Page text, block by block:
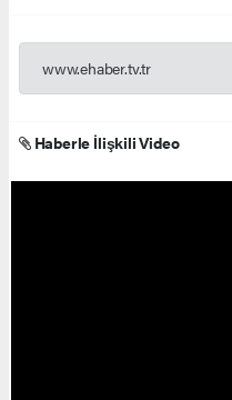
www.ehaber.tv.tr
Haberle İlişkili Video